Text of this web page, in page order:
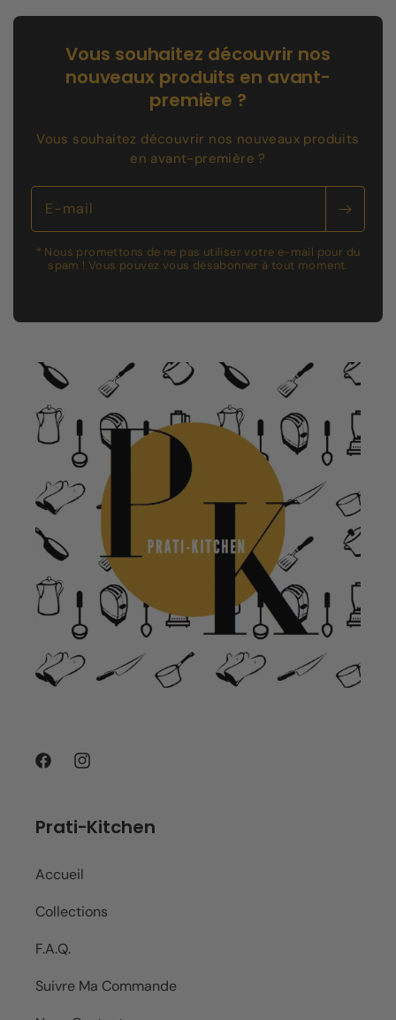
Vous souhaitez découvrir nos
nouveaux produits en avant-
première ?
Vous souhaitez découvrir nos nouveaux produits
en avant-première ?
E-mail
* Nous promettons de ne pas utiliser votre e-mail pour du
spam ! Vous pouvez vous désabonner à tout moment.
FacebookInstagram
Prati-Kitchen
Accueil
Collections
F.A.Q.
Suivre Ma Commande